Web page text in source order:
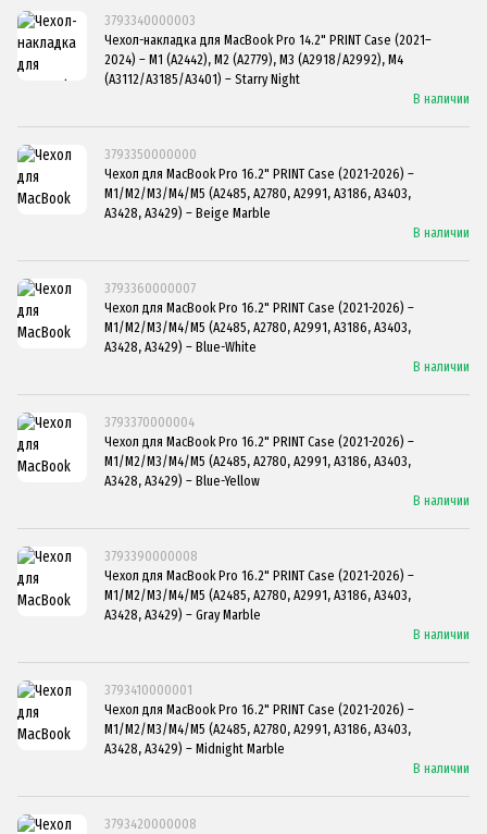
3793340000003
Чехол-накладка для MacBook Pro 14.2" PRINT Case (2021–
2024) – M1 (A2442), M2 (A2779), M3 (A2918/A2992), M4
(A3112/A3185/A3401) – Starry Night
В наличии
3793350000000
Чехол для MacBook Pro 16.2" PRINT Case (2021-2026) –
M1/M2/M3/M4/M5 (A2485, A2780, A2991, A3186, A3403,
A3428, A3429) – Beige Marble
В наличии
3793360000007
Чехол для MacBook Pro 16.2" PRINT Case (2021-2026) –
M1/M2/M3/M4/M5 (A2485, A2780, A2991, A3186, A3403,
A3428, A3429) – Blue-White
В наличии
3793370000004
Чехол для MacBook Pro 16.2" PRINT Case (2021-2026) –
M1/M2/M3/M4/M5 (A2485, A2780, A2991, A3186, A3403,
A3428, A3429) – Blue-Yellow
В наличии
3793390000008
Чехол для MacBook Pro 16.2" PRINT Case (2021-2026) –
M1/M2/M3/M4/M5 (A2485, A2780, A2991, A3186, A3403,
A3428, A3429) – Gray Marble
В наличии
3793410000001
Чехол для MacBook Pro 16.2" PRINT Case (2021-2026) –
M1/M2/M3/M4/M5 (A2485, A2780, A2991, A3186, A3403,
A3428, A3429) – Midnight Marble
В наличии
3793420000008